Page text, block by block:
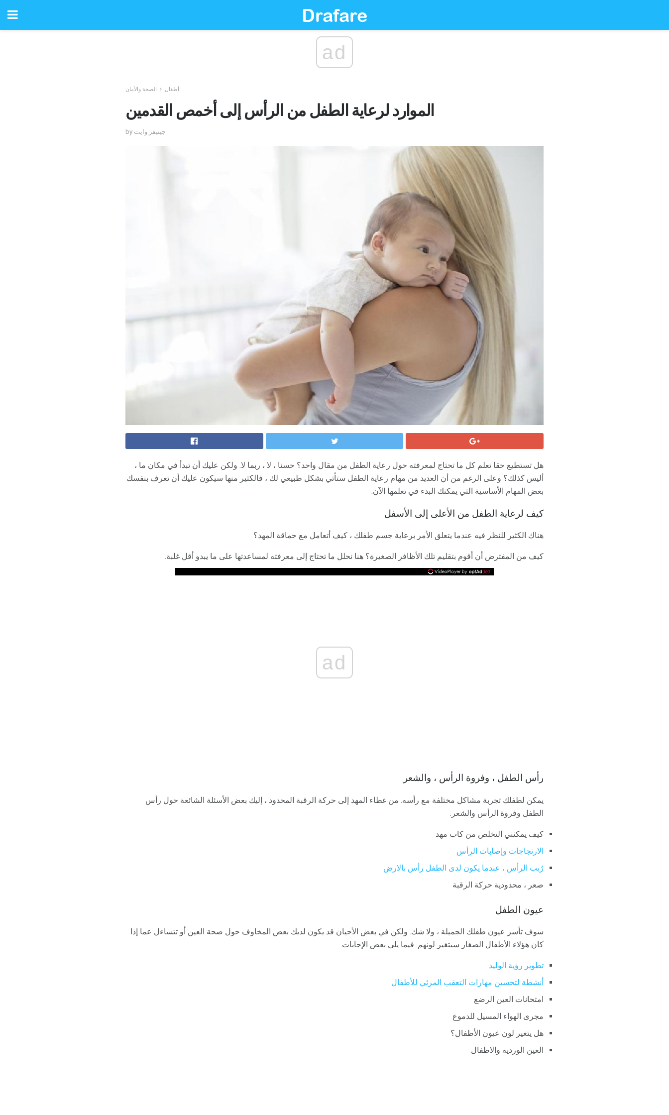
ad
أطفال الصحة والأمان
الموارد لرعاية الطفل من الرأس إلى أخمص القدمين
by جينيفر وايت
هل تستطيع حقا تعلم كل ما تحتاج لمعرفته حول رعاية الطفل من مقال واحد؟ حسنا ، لا ، ربما لا. ولكن عليك أن تبدأ في مكان ما ،
أليس كذلك؟ وعلى الرغم من أن العديد من مهام رعاية الطفل ستأتي بشكل طبيعي لك ، فالكثير منها سيكون عليك أن تعرف بنفسك
بعض المهام الأساسية التي يمكنك البدء في تعلمها الآن.
كيف لرعاية الطفل من الأعلى إلى الأسفل
هناك الكثير للنظر فيه عندما يتعلق الأمر برعاية جسم طفلك ، كيف أتعامل مع حماقة المهد؟
كيف من المفترض أن أقوم بتقليم تلك الأظافر الصغيرة؟ هنا نحلل ما تحتاج إلى معرفته لمساعدتها على ما يبدو أقل غلبة.
ad
رأس الطفل ، وفروة الرأس ، والشعر
يمكن لطفلك تجربة مشاكل مختلفة مع رأسه. من غطاء المهد إلى حركة الرقبة المحدود ، إليك بعض الأسئلة الشائعة حول رأس
الطفل وفروة الرأس والشعر.
كيف يمكنني التخلص من كاب مهد
الارتجاجات وإصابات الرأس
رُبب الرأس ، عندما يكون لدى الطفل رأس بالارض
صعر ، محدودية حركة الرقبة
عيون الطفل
سوف تأسر عيون طفلك الجميلة ، ولا شك. ولكن في بعض الأحيان قد يكون لديك بعض المخاوف حول صحة العين أو تتساءل عما إذا
كان هؤلاء الأطفال الصغار سيتغير لونهم. فيما يلي بعض الإجابات.
تطوير رؤية الوليد
أنشطة لتحسين مهارات التعقب المرئي للأطفال
امتحانات العين الرضع
مجرى الهواء المسيل للدموع
هل يتغير لون عيون الأطفال؟
العين الورديه والاطفال